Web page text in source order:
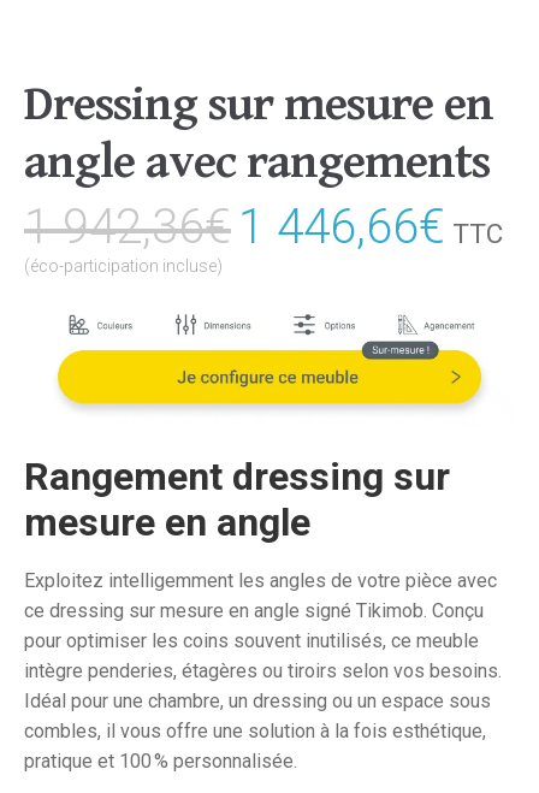
Dressing sur mesure en
angle avec rangements
1 942,36€Le
initial
était :
1
942,36€.
1 446,66€Le
est :
1
TTC
(éco-participation incluse)
Rangement dressing sur
mesure en angle
Exploitez intelligemment les angles de votre pièce avec
ce dressing sur mesure en angle signé Tikimob. Conçu
pour optimiser les coins souvent inutilisés, ce meuble
intègre penderies, étagères ou tiroirs selon vos besoins.
Idéal pour une chambre, un dressing ou un espace sous
combles, il vous offre une solution à la fois esthétique,
pratique et 100 % personnalisée.